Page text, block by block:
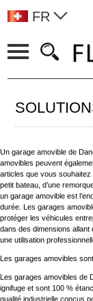
FR
Un garage amovible de
amovibles peuvent
articles que vous souhaitez
petit bateau, d’une
un garage amovible est
durée. Les garages
protéger les véhicules
dans des dimensions allant
une utilisation
Les garages amovibles
Les garages amovibles
ignifuge et sont 100 %
qualité industrielle conçus